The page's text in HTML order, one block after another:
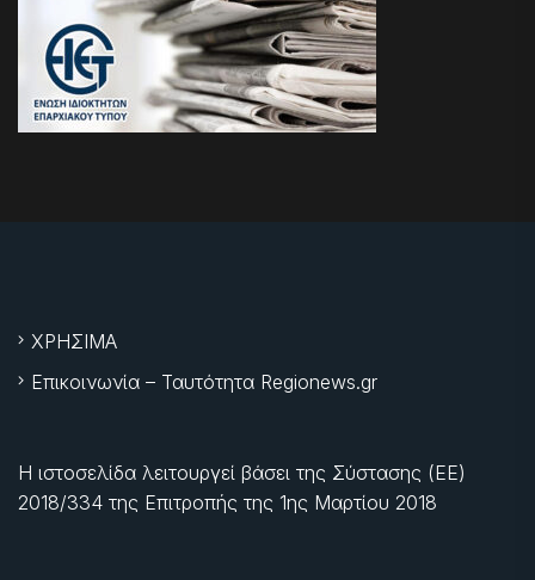
ΧΡΗΣΙΜΑ
Επικοινωνία – Ταυτότητα Regionews.gr
Η ιστοσελίδα λειτουργεί βάσει της Σύστασης (ΕΕ)
2018/334 της Επιτροπής της 1ης Μαρτίου 2018